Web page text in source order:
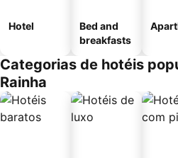
Hotel
Bed and
breakfasts
Categorias de hotéis
Rainha